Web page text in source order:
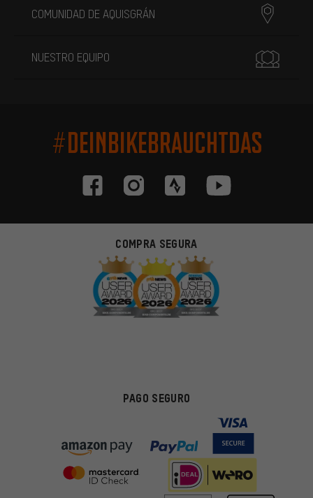
COMUNIDAD DE AQUISGRÁN
NUESTRO EQUIPO
#DEINBIKEBRAUCHTDAS
COMPRA SEGURA
PAGO SEGURO